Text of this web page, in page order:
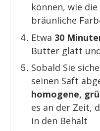
können, wie
bräunliche
Etwa 30
Butter glatt
Sobald Sie
seinen Saft
homogene,
es an der Zeit,
in den Behält